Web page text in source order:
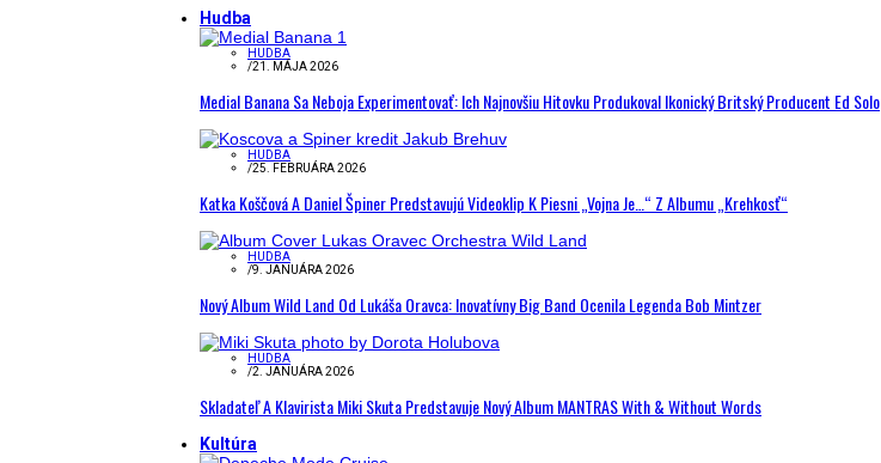
Hudba
HUDBA
/21. MÁJA 2026
Medial Banana Sa Neboja Experimentovať: Ich Najnovšiu Hitovku Produkoval Ikonický Britský Producent Ed Solo
HUDBA
/25. FEBRUÁRA 2026
Katka Koščová A Daniel Špiner Predstavujú Videoklip K Piesni „Vojna Je…“ Z Albumu „Krehkosť“
HUDBA
/9. JANUÁRA 2026
Nový Album Wild Land Od Lukáša Oravca: Inovatívny Big Band Ocenila Legenda Bob Mintzer
HUDBA
/2. JANUÁRA 2026
Skladateľ A Klavirista Miki Skuta Predstavuje Nový Album MANTRAS With & Without Words
Kultúra